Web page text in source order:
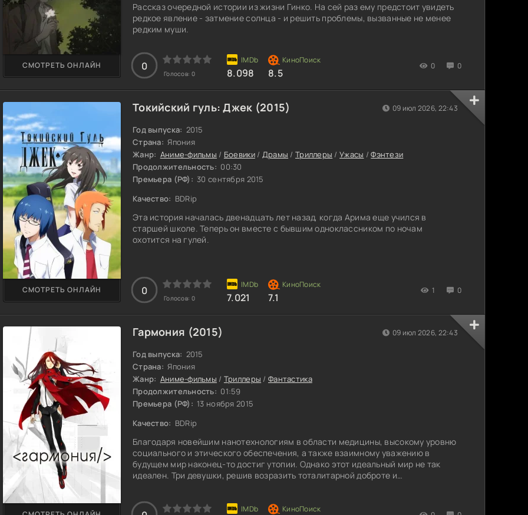
Рассказ очередной истории из жизни Гинко. На сей раз ему предстоит увидеть
редкое явление - затмение солнца - и решить проблемы, вызванные не менее
редким муши.
СМОТРЕТЬ ОНЛАЙН 0
Голосов: 0 8.098 8.5
0 0
Токийский гуль: Джек (2015)
Год выпуска: 2015
Страна: Япония
Жанр: Аниме-фильмы / Боевики/ Драмы / Триллеры /Ужасы /Фэнтези
Продолжительность: 00:30
Премьера (РФ): 30 сентября 2015
Качество: BDRip
Эта история началась двенадцать лет назад, когда Арима еще учился в
старшей школе. Теперь он вместе с бывшим одноклассником по ночам
охотится на гулей.
СМОТРЕТЬ ОНЛАЙН 0
Голосов: 0 7.021 7.1
1 0
09 июл 2026, 22:43
Гармония (2015)
Год выпуска: 2015
Страна: Япония
Жанр: Аниме-фильмы / Триллеры / Фантастика
Продолжительность: 01:59
Премьера (РФ): 13 ноября 2015
Качество: BDRip
Благодаря новейшим нанотехнологиям в области медицины, высокому уровню
социального и этического обеспечения, а также взаимному уважению в
будущем мир наконец-то достиг утопии. Однако этот идеальный мир не так
идеален. Три девушки, решив возразить тоталитарной доброте и
Всемирную Организацию Здравоохранения. И когда новый мир начинает
09 июл 2026, 22:43